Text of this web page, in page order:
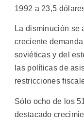
1992 a 23,5
La disminución se
creciente
soviéticas y del
las políticas de
restricciones
Sólo ocho de los
destacado